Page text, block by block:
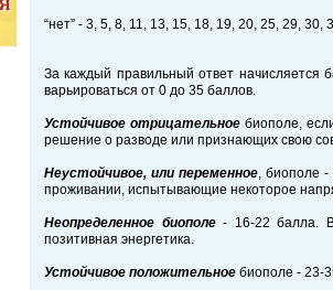
“нет” - 3, 5, 8, 11, 13, 15, 18, 19, 20, 25, 29, 30,
За каждый правильный ответ начисляется
варьироваться от 0 до 35 баллов.
Устойчивое отрицательное биополе,
решение о разводе или признающих свою
Неустойчивое, или переменное, биополе -
проживании, испытывающие некоторое
Неопределенное биополе- 16-22 балла. В
позитивная энергетика.
Устойчивое положительное биополе - 23-